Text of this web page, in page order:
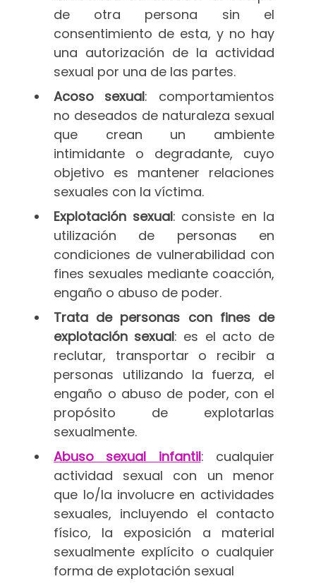
de otra persona sin el
consentimiento de esta, y no hay
una autorización de la actividad
sexual por una de las partes.
Acoso sexual: comportamientos
no deseados de naturaleza sexual
que crean un ambiente
intimidante o degradante, cuyo
objetivo es mantener relaciones
sexuales con la víctima.
Explotación sexual: consiste en la
utilización de personas en
condiciones de vulnerabilidad con
fines sexuales mediante coacción,
engaño o abuso de poder.
Trata de personas con fines de
explotación sexual: es el acto de
reclutar, transportar o recibir a
personas utilizando la fuerza, el
engaño o abuso de poder, con el
propósito de explotarlas
sexualmente.
Abuso sexual infantil: cualquier
actividad sexual con un menor
que lo/la involucre en actividades
sexuales, incluyendo el contacto
físico, la exposición a material
sexualmente explícito o cualquier
forma de explotación sexual